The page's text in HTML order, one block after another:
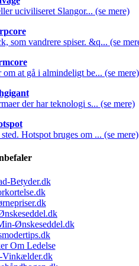
uciviliseret Slangor... (se mere)
som vandrere spiser. &q... (se
at gå i almindeligt be... (se mere)
der har teknologi s... (se mere)
Hotspot bruges om ... (se mere)
Betyder.dk
Ønskeseddel.dk
Om Ledelse
Vinkælder.dk